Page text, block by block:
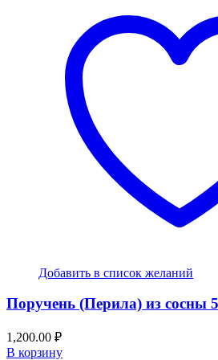
Добавить в список желаний
Поручень (Перила) из сосны
1,200.00 ₽
В корзину